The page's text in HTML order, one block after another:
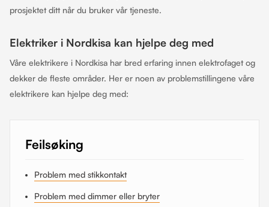
prosjektet ditt når du bruker vår tjeneste.
Elektriker i Nordkisa kan hjelpe deg med
Våre elektrikere i Nordkisa har bred erfaring innen elektrofaget og
dekker de fleste områder. Her er noen av problemstillingene våre
elektrikere kan hjelpe deg med:
Feilsøking
Problem med stikkontakt
Problem med dimmer eller bryter